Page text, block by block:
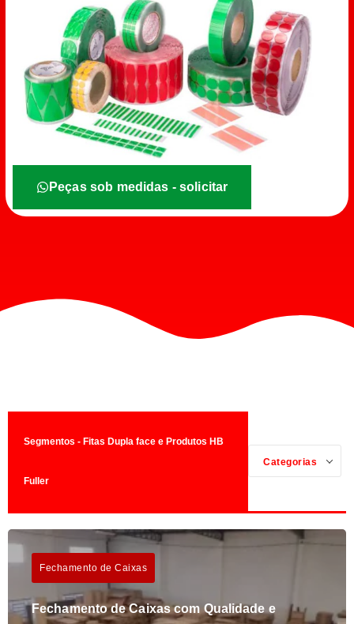
Peças sob medidas - solicitar
Segmentos - Fitas Dupla face e Produtos HB
Fuller
Categorias
Fechamento de Caixas
Fechamento de Caixas com Qualidade e